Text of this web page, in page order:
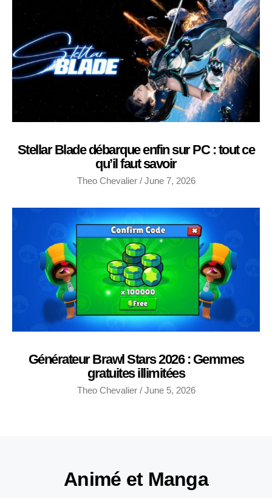
Stellar Blade débarque enfin sur PC : tout ce
qu’il faut savoir
Theo Chevalier June 7, 2026
Générateur Brawl Stars 2026 : Gemmes
gratuites illimitées
Theo Chevalier June 5, 2026
Animé et Manga